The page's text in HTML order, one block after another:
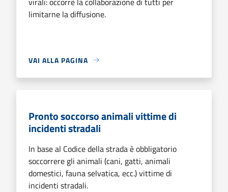
limitarne la diffusione.
VAI ALLA PAGINA
Pronto soccorso animali vittime di
incidenti stradali
In base al Codice della strada è obbligatorio
soccorrere gli animali (cani, gatti, animali
domestici, fauna selvatica, ecc.) vittime di
incidenti stradali.